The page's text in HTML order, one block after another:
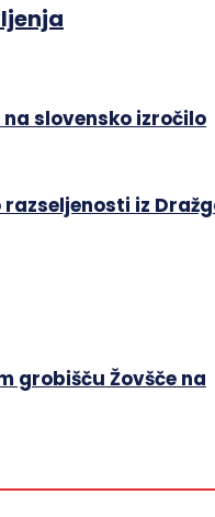
slovensko izročilo
razseljenosti iz
grobišču Žovšče na